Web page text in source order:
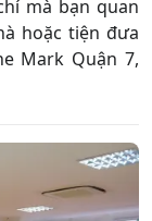
mà bạn quan
hoặc tiện đưa
Mark Quận 7,